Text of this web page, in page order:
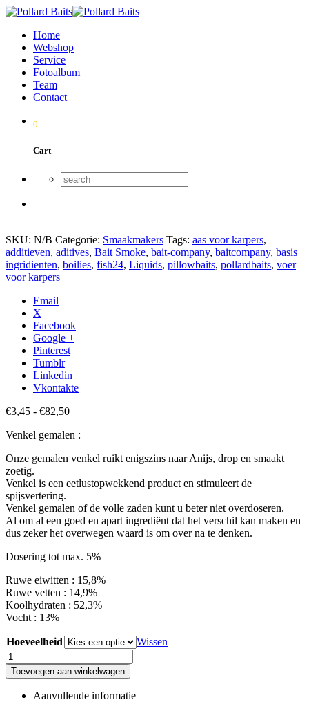
Home
Webshop
Service
Fotoalbum
Team
Contact
0
Cart
SKU: N/B Categorie: Smaakmakers Tags: aas voor karpers,
additieven, aditives, Bait Smoke, bait-company, baitcompany, basis
ingridienten, boilies, fish24, Liquids, pillowbaits, pollardbaits, voer
voor karpers
Email
X
Facebook
Google +
Pinterest
Tumblr
Linkedin
Vkontakte
€3,45 - €82,50Prijsklasse:
tot
Venkel gemalen :
Onze gemalen venkel ruikt enigszins naar Anijs, drop en smaakt
zoetig.
Venkel is een eetlustopwekkend product en stimuleert de
spijsvertering.
Venkel gemalen of de volle zaden kunt u beter niet overdoseren.
Al om al een goed en apart ingrediënt dat het verschil kan maken en
dus zeker het overwegen waard is om over na te denken.
Dosering tot max. 5%
Ruwe eiwitten : 15,8%
Ruwe vetten : 14,9%
Koolhydraten : 52,3%
Vocht : 13%
Hoeveelheid
Wissen
Venkel
Gemalen
aantal
Toevoegen aan winkelwagen
Aanvullende informatie